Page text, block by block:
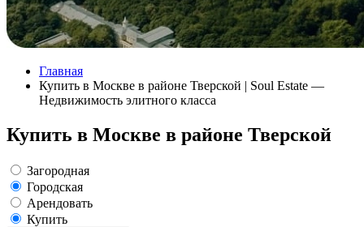
Главная
Купить в Москве в районе Тверской | Soul Estate —
Недвижимость элитного класса
Купить в Москве в районе Тверской
Загородная
Городская
Арендовать
Купить